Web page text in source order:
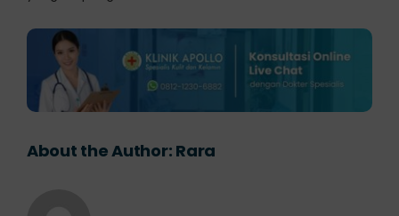
About the Author: Rara